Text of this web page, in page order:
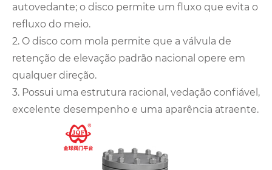
autovedante; o disco permite um fluxo que evita o
refluxo do meio.
2. O disco com mola permite que a válvula de
retenção de elevação padrão nacional opere em
qualquer direção.
3. Possui uma estrutura racional, vedação confiável,
excelente desempenho e uma aparência atraente.